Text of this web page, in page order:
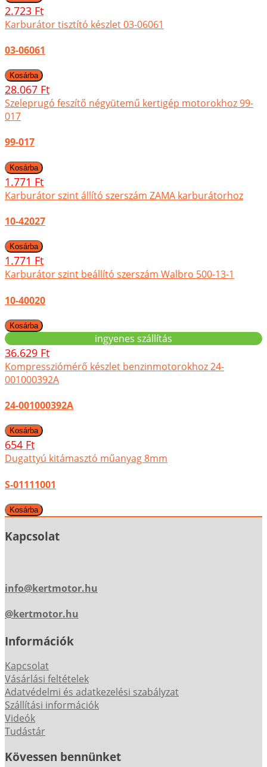
2.723 Ft
Karburátor tisztító készlet 03-06061
03-06061
28.067 Ft
Szeleprugó feszítő négyütemű kertigép motorokhoz 99-
017
99-017
1.771 Ft
Karburátor szint állító szerszám ZAMA karburátorhoz
10-42027
1.771 Ft
Karburátor szint beállító szerszám Walbro 500-13-1
10-40020
ingyenes szállítás
36.629 Ft
Kompressziómérő készlet benzinmotorokhoz 24-
001000392A
24-001000392A
654 Ft
Dugattyú kitámasztó műanyag 8mm
S-01111001
Kapcsolat
info@kertmotor.hu
@kertmotor.hu
Információk
Kapcsolat
Vásárlási feltételek
Adatvédelmi és adatkezelési szabályzat
Szállítási információk
Videók
Tudástár
Kövessen bennünket